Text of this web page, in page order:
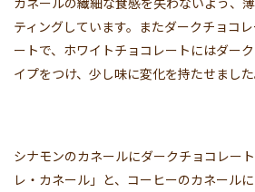
ティングしています。またダークチョコ
ートで、ホワイトチョコレートにはダー
イプをつけ、少し味に変化を持たせました
シナモンのカネールにダークチョコレー
レ・カネール」と、コーヒーのカネール